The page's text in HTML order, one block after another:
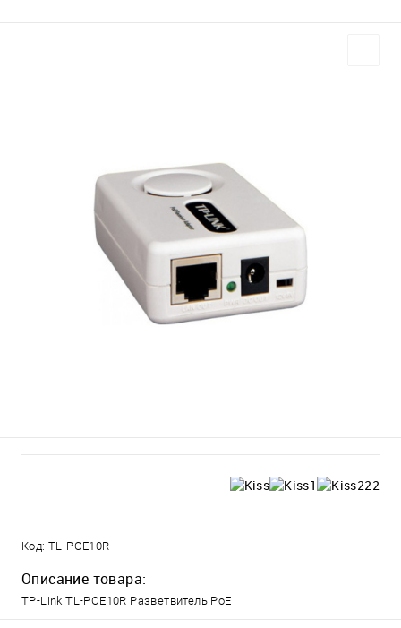
Код: TL-POE10R
Описание товара:
TP-Link TL-POE10R Разветвитель PoE